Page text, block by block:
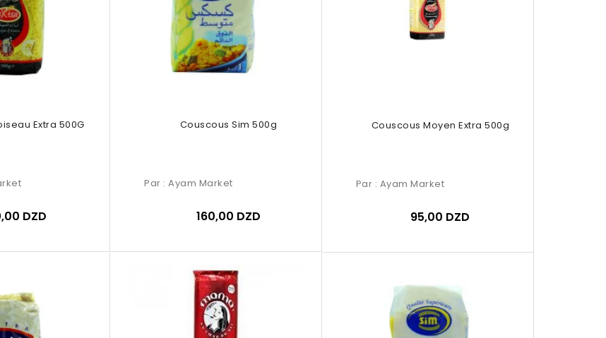
Extra 500G
DZD
Couscous Sim 500g
Par : Ayam Market
160,00 DZD
Couscous Moyen Extra 500g
Par : Ayam Market
95,00 DZD